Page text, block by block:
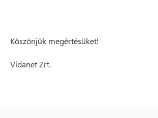
Köszönjük megértésüket!
Vidanet Zrt.